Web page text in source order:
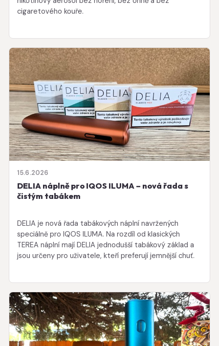
cigaretového kouře.
15.6.2026
DELIA náplně pro IQOS ILUMA – nová řada s
čistým tabákem
DELIA je nová řada tabákových náplní navržených
speciálně pro IQOS ILUMA. Na rozdíl od klasických
TEREA náplní mají DELIA jednodušší tabákový základ a
jsou určeny pro uživatele, kteří preferují jemnější chuť.